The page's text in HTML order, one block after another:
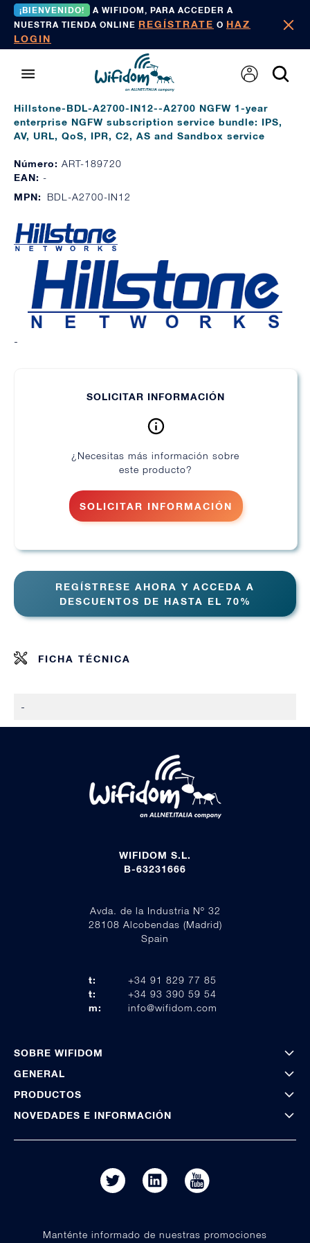
¡BIENVENIDO!
A WIFIDOM, PARA ACCEDER A
NUESTRA TIENDA ONLINE REGÍSTRATE O HAZ
LOGIN
Hillstone-BDL-A2700-IN12--A2700 NGFW 1-year
enterprise NGFW subscription service bundle: IPS,
AV, URL, QoS, IPR, C2, AS and Sandbox service
Número: ART-189720
EAN: -
MPN:
BDL-A2700-IN12
-
SOLICITAR INFORMACIÓN
¿Necesitas más información sobre
este producto?
SOLICITAR INFORMACIÓN
REGÍSTRESE AHORA Y ACCEDA A
DESCUENTOS DE HASTA EL 70%
FICHA TÉCNICA
-
WIFIDOM S.L.
B-63231666
Avda. de la Industria Nº 32
28108 Alcobendas (Madrid)
Spain
t:
+34 91 829 77 85
t:
+34 93 390 59 54
m:
info@wifidom.com
SOBRE WIFIDOM
GENERAL
PRODUCTOS
NOVEDADES E INFORMACIÓN
Manténte informado de nuestras promociones